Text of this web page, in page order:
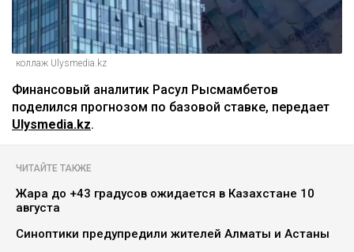
коллаж Ulysmedia.kz
Финансовый аналитик Расул Рысмамбетов
поделился прогнозом по базовой ставке, передает
Ulysmedia.kz.
ЧИТАЙТЕ ТАКЖЕ
Жара до +43 градусов ожидается в Казахстане 10
августа
Синоптики предупредили жителей Алматы и Астаны